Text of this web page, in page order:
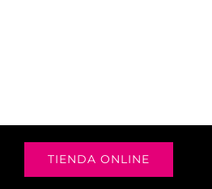
TIENDA ONLINE